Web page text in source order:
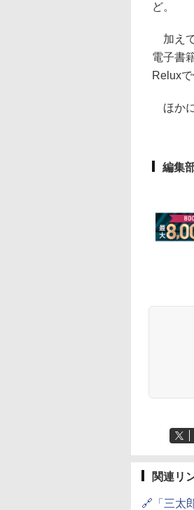
ど。
加え
電子書
Relux
ほかに
編集
関連リ
🔗「三太